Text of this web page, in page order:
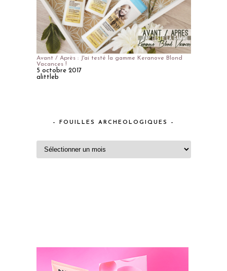
Avant / Après : J'ai testé la gamme Keranove Blond
Vacances !
5 octobre 2017
alittleb
– FOUILLES ARCHEOLOGIQUES –